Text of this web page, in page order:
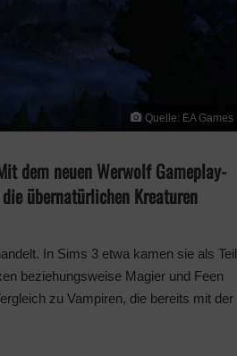
Quelle: EA Games
dem neuen Werwolf Gameplay-
übernatürlichen Kreaturen
In Sims 3 etwa kamen sie als Teil
beziehungsweise Magier und Feen
zu Vampiren, die bereits mit der